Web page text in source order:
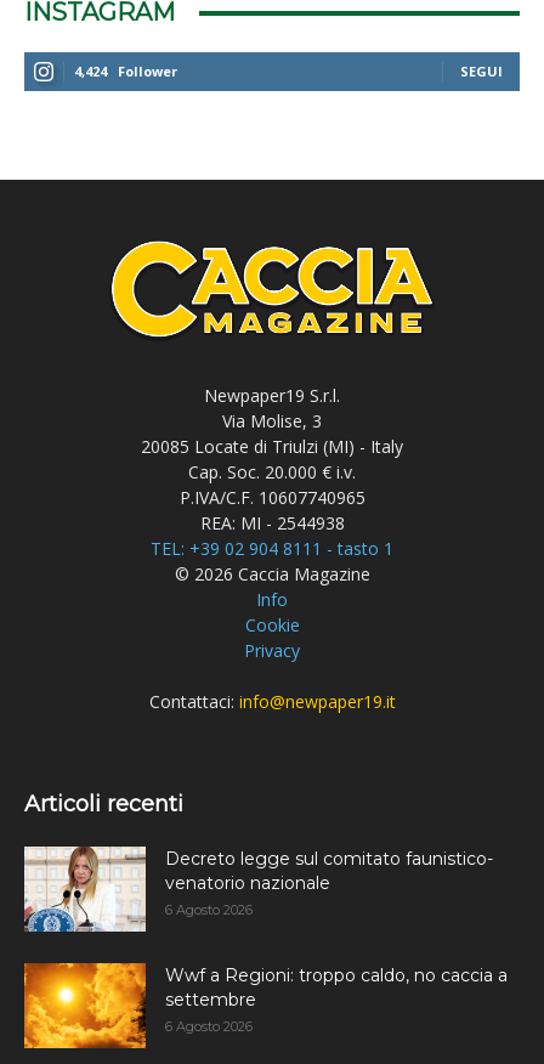
INSTAGRAM
4,424 Follower SEGUI
Newpaper19 S.r.l.
Via Molise, 3
20085 Locate di Triulzi (MI) - Italy
Cap. Soc. 20.000 € i.v.
P.IVA/C.F. 10607740965
REA: MI - 2544938
TEL: +39 02 904 8111 - tasto 1
© 2026 Caccia Magazine
Info
Cookie
Privacy
Contattaci: info@newpaper19.it
Articoli recenti
Decreto legge sul comitato faunistico-
venatorio nazionale
6 Agosto 2026
Wwf a Regioni: troppo caldo, no caccia a
settembre
6 Agosto 2026